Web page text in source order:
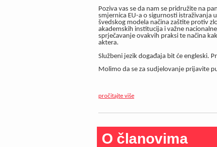
Poziva vas se da nam se pridružite na
smjernica EU-a o sigurnosti
švedskog modela načina zaštite protiv
akademskih institucija i važne
sprječavanje ovakvih praksi te načina
aktera.
Službeni jezik događaja bit će engleski.
Molimo da se za sudjelovanje prijavite
pročitajte više
O članovima